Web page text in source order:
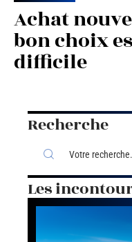
Achat
bon choix
difficile
Recherche
Les